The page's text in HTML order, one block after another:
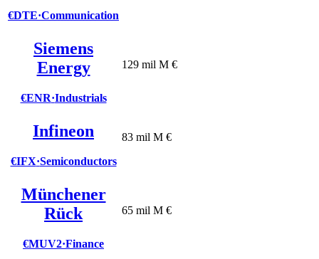
€DTE·Communication
Siemens
Energy
€ENR·Industrials
129 mil M €
Infineon
€IFX·Semiconductors
83 mil M €
Münchener
Rück
€MUV2·Finance
65 mil M €